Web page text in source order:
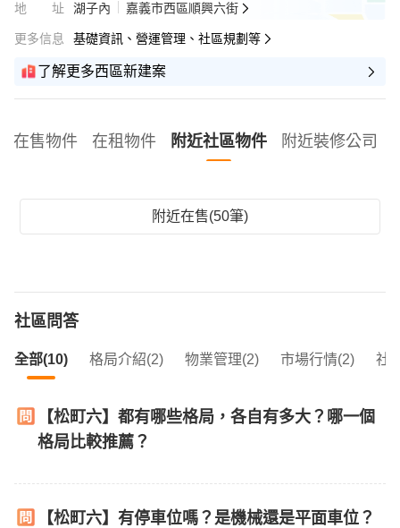
地址 湖子內 嘉義市西區順興六街
更多信息 基礎資訊、營運管理、社區規劃等
了解更多西區新建案
在售物件 在租物件 附近社區物件 附近裝修公司
附近在售(50筆)
社區問答
全部(10) 格局介紹(2) 物業管理(2) 市場行情(2) 社
【松町六】都有哪些格局，各自有多大？哪一個
格局比較推薦？
【松町六】有停車位嗎？是機械還是平面車位？